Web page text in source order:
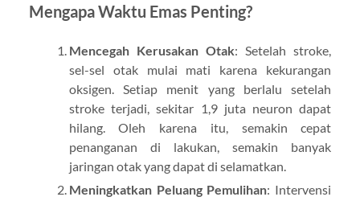
Mengapa Waktu Emas Penting?
Mencegah Kerusakan Otak: Setelah stroke,
sel-sel otak mulai mati karena kekurangan
oksigen. Setiap menit yang berlalu setelah
stroke terjadi, sekitar 1,9 juta neuron dapat
hilang. Oleh karena itu, semakin cepat
penanganan di lakukan, semakin banyak
jaringan otak yang dapat di selamatkan.
Meningkatkan Peluang Pemulihan: Intervensi